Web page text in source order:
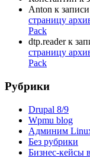
Anton к записи
страницу
Pack
dtp.readerк
страницу
Pack
Рубрики
Drupal 8/9
Wpmu blog
Админим
Без рубрики
Бизнес-кейсы